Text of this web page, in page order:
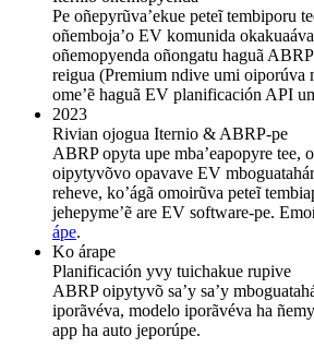
Pe oñepyrũva’ekue peteĩ tembiporu
oñemboja’o EV komunida
oñemopyenda oñongatu haguã
reigua (Premium ndive umi oiporúva
ome’ẽ haguã EV planificación API
2023
Rivian ojogua Iternio & ABRP-pe
ABRP opyta upe mba’eapopyre tee,
oipytyvõvo opavave EV
reheve, ko’ágã omoirũva peteĩ
jehepyme’ẽ are EV software-pe.
ápe.
Ko árape
Planificación yvy tuichakue rupive
ABRP oipytyvõ sa’y sa’y
iporãvéva, modelo iporãvéva ha
app ha auto jeporúpe.